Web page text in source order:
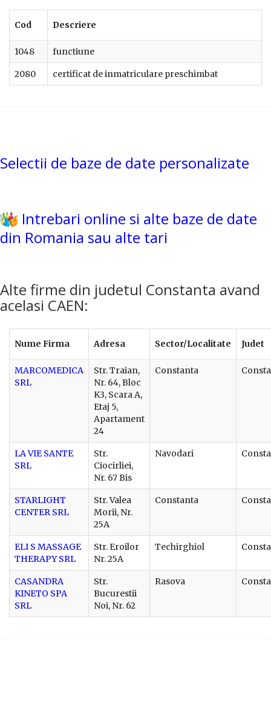
Cod Descriere
1048 functiune
2080 certificat de inmatriculare preschimbat
Selectii de baze de date personalizate
Intrebari online si alte baze de date
din Romania sau alte tari
Alte firme din judetul Constanta avand
acelasi CAEN:
Nume Firma Adresa Sector/Localitate Judet
MARCOMEDICA
SRL
Str. Traian,
Nr. 64, Bloc
K3, Scara A,
Etaj 5,
Apartament
24
Constanta
LA VIE SANTE
SRL
Str.
Ciocirliei,
Nr. 67 Bis
Navodari
STARLIGHT
CENTER SRL
Str. Valea
Morii, Nr.
25A
Constanta
ELI S MASSAGE
THERAPY SRL
Str. Eroilor
Nr. 25A
Techirghiol
CASANDRA
KINETO SPA
SRL
Str.
Bucurestii
Noi, Nr. 62
Rasova